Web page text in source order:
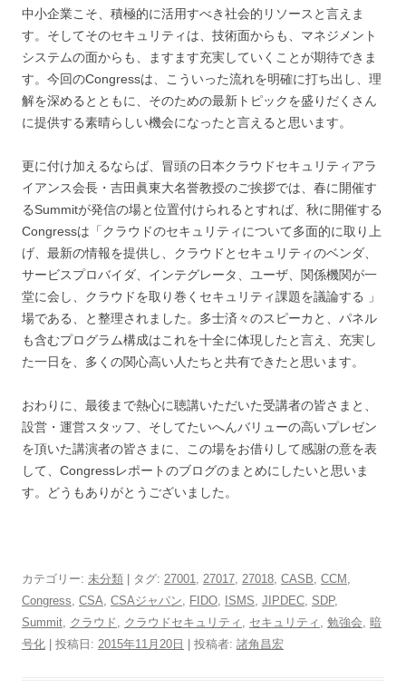
中小企業こそ、積極的に活用すべき社会的リソースと言えま
す。そしてそのセキュリティは、技術面からも、マネジメント
システムの面からも、ますます充実していくことが期待できま
す。今回のCongressは、こういった流れを明確に打ち出し、理
解を深めるとともに、そのための最新トピックを盛りだくさん
に提供する素晴らしい機会になったと言えると思います。
更に付け加えるならば、冒頭の日本クラウドセキュリティアラ
イアンス会長・吉田眞東大名誉教授のご挨拶では、春に開催す
るSummitが発信の場と位置付けられるとすれば、秋に開催する
Congressは「クラウドのセキュリティについて多面的に取り上
げ、最新の情報を提供し、クラウドとセキュリティのベンダ、
サービスプロバイダ、インテグレータ、ユーザ、関係機関が一
堂に会し、クラウドを取り巻くセキュリティ課題を議論する 」
場である、と整理されました。多士済々のスピーカと、パネル
も含むプログラム構成はこれを十全に体現したと言え、充実し
た一日を、多くの関心高い人たちと共有できたと思います。
おわりに、最後まで熱心に聴講いただいた受講者の皆さまと、
設営・運営スタッフ、そしてたいへんバリューの高いプレゼン
を頂いた講演者の皆さまに、この場をお借りして感謝の意を表
して、Congressレポートのブログのまとめにしたいと思いま
す。どうもありがとうございました。
カテゴリー: 未分類 | タグ: 27001 27017 27018 CASB CCM
Congress CSA CSAジャパン FIDO ISMS JIPDEC SDP,
Summit クラウド クラウドセキュリティ セキュリティ 勉強会
暗
号化 | 投稿日: 2015年11月20日 投稿者: 諸角昌宏